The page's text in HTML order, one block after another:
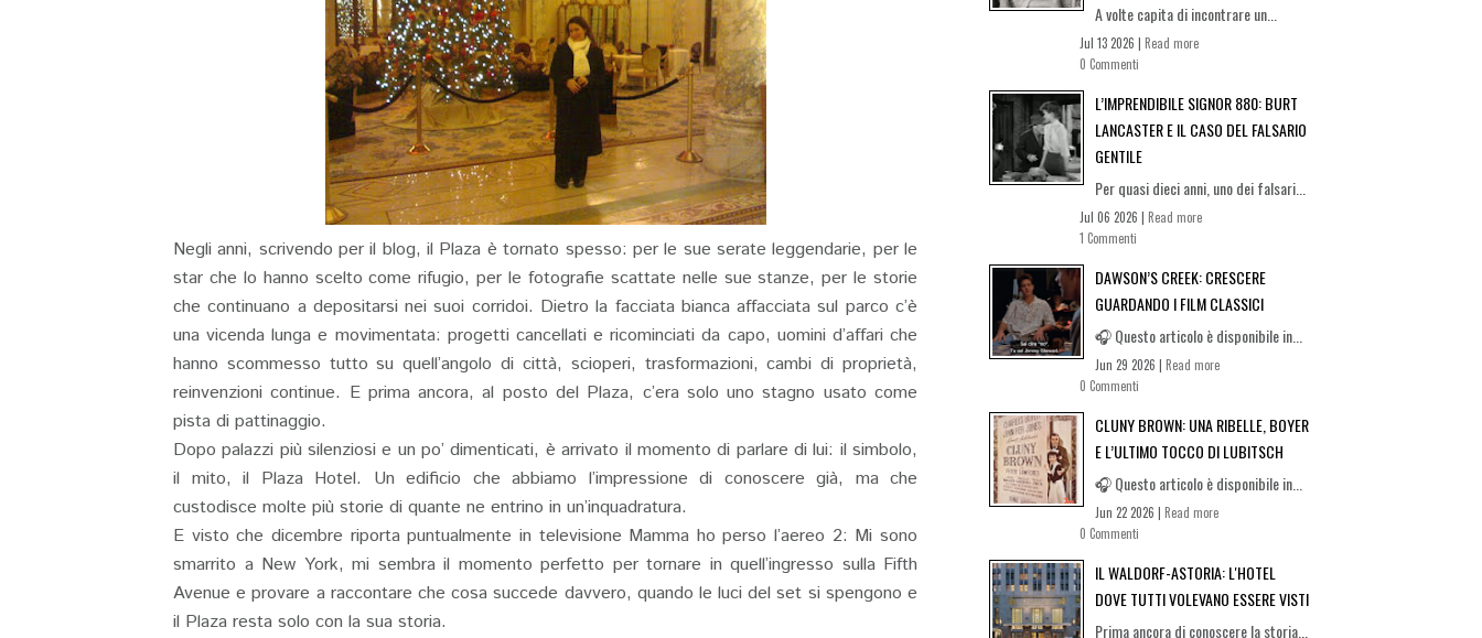
Negli anni, scrivendo per il blog, il Plaza è tornato spesso: per le sue serate leggendarie, per le
star che lo hanno scelto come rifugio, per le fotografie scattate nelle sue stanze, per le storie
che continuano a depositarsi nei suoi corridoi. Dietro la facciata bianca affacciata sul parco c’è
una vicenda lunga e movimentata: progetti cancellati e ricominciati da capo, uomini d’affari che
hanno scommesso tutto su quell’angolo di città, scioperi, trasformazioni, cambi di proprietà,
reinvenzioni continue. E prima ancora, al posto del Plaza, c’era solo uno stagno usato come
pista di pattinaggio.
Dopo palazzi più silenziosi e un po’ dimenticati, è arrivato il momento di parlare di lui: il simbolo,
il mito, il Plaza Hotel. Un edificio che abbiamo l’impressione di conoscere già, ma che
custodisce molte più storie di quante ne entrino in un’inquadratura.
E visto che dicembre riporta puntualmente in televisione Mamma ho perso l’aereo 2: Mi sono
smarrito a New York, mi sembra il momento perfetto per tornare in quell’ingresso sulla Fifth
Avenue e provare a raccontare che cosa succede davvero, quando le luci del set si spengono e
il Plaza resta solo con la sua storia.
A volte capita di incontrare un...
Jul 13 2026 | Read more
0 Commenti
L’IMPRENDIBILE SIGNOR 880: BURT
LANCASTER E IL CASO DEL FALSARIO
GENTILE
Per quasi dieci anni, uno dei falsari...
Jul 06 2026 | Read more
1 Commenti
DAWSON’S CREEK: CRESCERE
GUARDANDO I FILM CLASSICI
🎧 Questo articolo è disponibile in...
Jun 29 2026 | Read more
0 Commenti
CLUNY BROWN: UNA RIBELLE, BOYER
E L’ULTIMO TOCCO DI LUBITSCH
🎧 Questo articolo è disponibile in...
Jun 22 2026 | Read more
0 Commenti
IL WALDORF-ASTORIA: L'HOTEL
DOVE TUTTI VOLEVANO ESSERE VISTI
Prima ancora di conoscere la storia...